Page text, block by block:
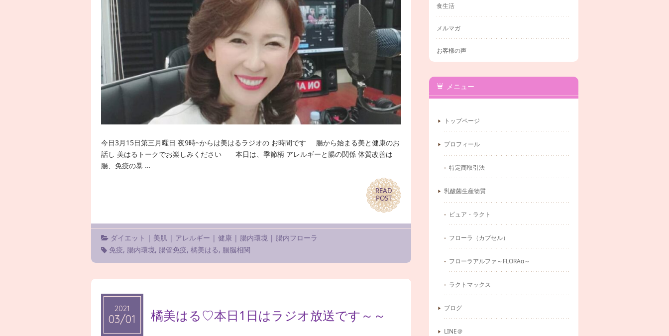
今日3月15日第三月曜日 夜9時~からは美はるラジオの お時間です 腸から始まる美と健康のお
話し 美はるトークでお楽しみください 本日は、季節柄 アレルギーと腸の関係 体質改善は
腸、免疫の暴 …
READ
POST
READ
POST
ダイエット | 美肌 | アレルギー |健康 | 腸内環境 | 腸内フローラ
免疫, 腸内環境, 腸管免疫,橘美はる, 腸脳相関
2021
03/01
2021
03/01 橘美はる♡本日1日はラジオ放送です～～
食生活
メルマガ
お客様の声
メニュー
トップページ
プロフィール
特定商取引法
乳酸菌生産物質
ピュア・ラクト
フローラ（カプセル）
フローラアルファ～FLORAα～
ラクトマックス
ブログ
LINE＠